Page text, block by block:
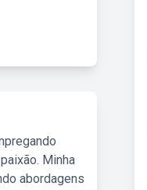
Minha
abordagens